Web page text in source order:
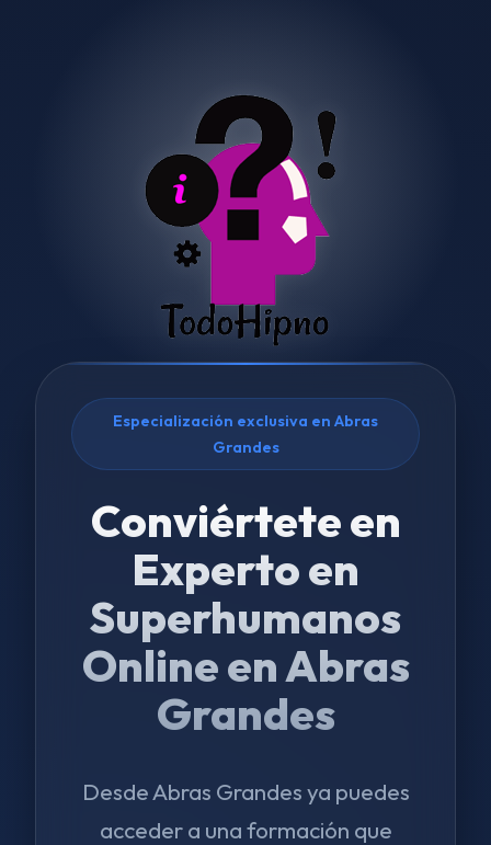
Especialización exclusiva en Abras
Grandes
Conviértete en
Experto en
Superhumanos
Online en Abras
Grandes
Desde Abras Grandes ya puedes
acceder a una formación que